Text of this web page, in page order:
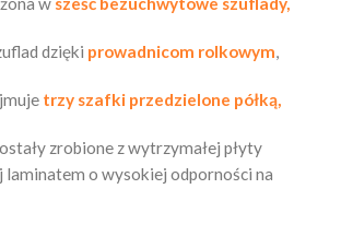
dzięki prowadnicom rolkowym,
trzy szafki przedzielone półką,
zrobione z wytrzymałej płyty
o wysokiej odporności na